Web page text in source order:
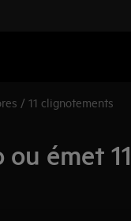
/ 11 clignotements
émet